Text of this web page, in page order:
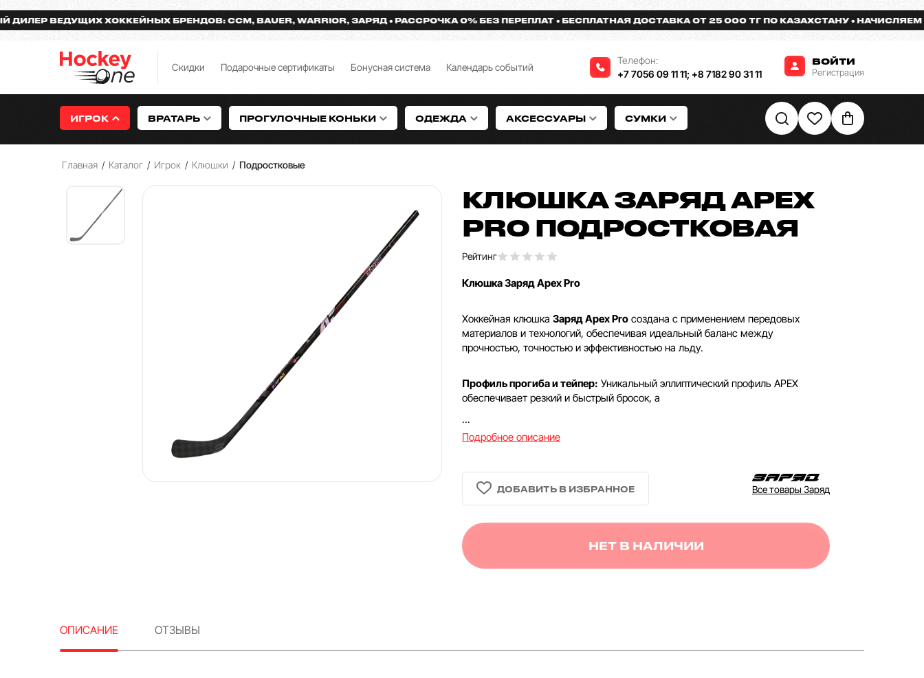
ВЕДУЩИХ ХОККЕЙНЫХ БРЕНДОВ: CCM, BAUER, WARRIOR, ЗАРЯД РАССРОЧКА 0% БЕЗ ПЕРЕПЛАТ БЕСПЛАТНАЯ ДОСТАВКА ОТ 25 000 ТГ ПО КАЗАХСТАНУ НАЧИСЛЯЕМ
Скидки Подарочные сертификаты Бонусная система Календарь событий
Телефон:
+7 7056 09 11 11; +8 7182 90 31 11
ВОЙТИ
Регистрация
ИГРОК ВРАТАРЬ ПРОГУЛОЧНЫЕ КОНЬКИ ОДЕЖДА АКСЕССУАРЫ СУМКИ
Главная / Каталог / Игрок / Клюшки / Подростковые
КЛЮШКА ЗАРЯД APEX
PRO ПОДРОСТКОВАЯ
Рейтинг
Клюшка Заряд Apex Pro
Хоккейная клюшка Заряд Apex Pro создана с применением передовых
материалов и технологий, обеспечивая идеальный баланс между
прочностью, точностью и эффективностью на льду.
Профиль прогиба и тейпер: Уникальный эллиптический профиль APEX
обеспечивает резкий и быстрый бросок, а
...
Подробное описание
Все товары Заряд
НЕТ В НАЛИЧИИ
ОПИСАНИЕ ОТЗЫВЫ